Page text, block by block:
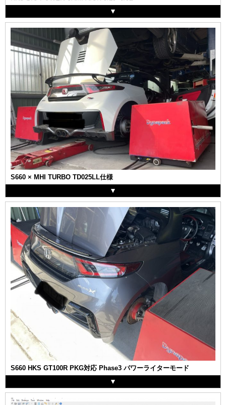
S660 × MHI TURBO TD025LL仕様
S660 HKS GT100R PKG対応 Phase3 パワーライターモード